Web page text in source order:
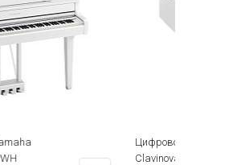
Yamaha
865GPWH